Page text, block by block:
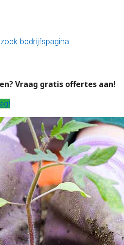
bedrijfspagina
Vraag gratis offertes aan!